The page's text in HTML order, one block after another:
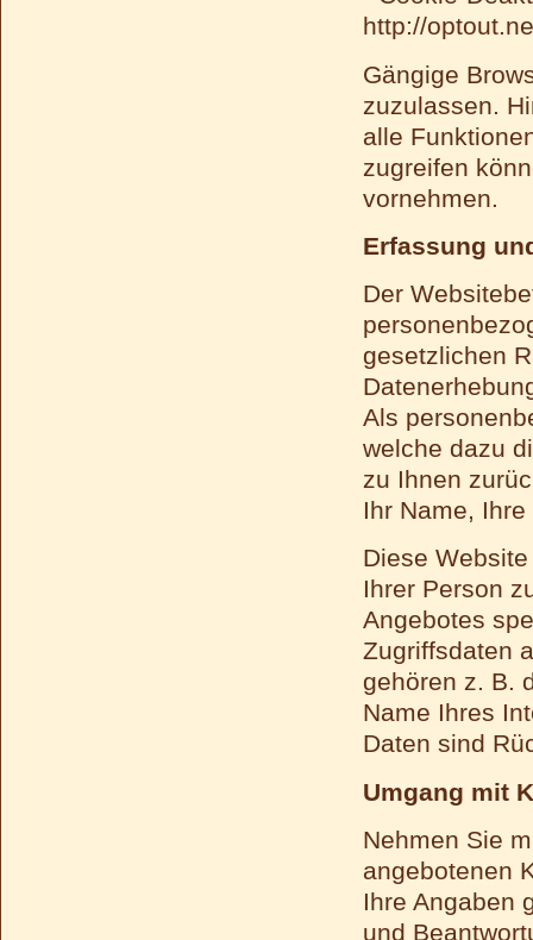
http://
Gängige
zuzulassen.
alle
zugreifen
vornehmen.
Erfassung
Der
gesetzlichen
Als
welche dazu
zu Ihnen
Ihr Name,
Diese
Ihrer Person
Angebotes
Zugriffsdaten
gehören z. B.
Name Ihres
Daten sind
Umgang mit
Nehmen Sie
angebotenen
Ihre Angaben
und